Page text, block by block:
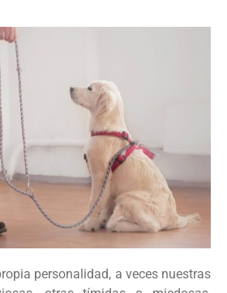
personalidad, a veces nuestras